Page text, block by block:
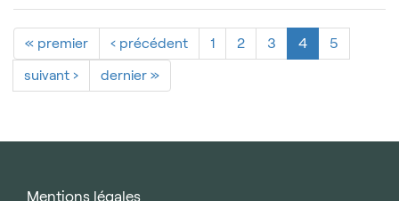
« premier ‹ précédent 1 2 3 4 5
suivant › dernier »
Mentions légales